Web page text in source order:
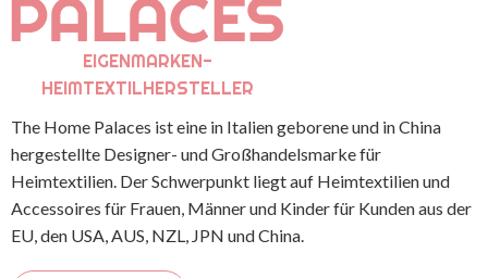
EIGENMARKEN-
HEIMTEXTILHERSTELLER
The Home Palaces ist eine in Italien geborene und in China
hergestellte Designer- und Großhandelsmarke für
Heimtextilien. Der Schwerpunkt liegt auf Heimtextilien und
Accessoires für Frauen, Männer und Kinder für Kunden aus der
EU, den USA, AUS, NZL, JPN und China.